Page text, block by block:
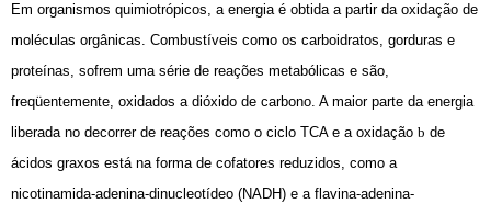
Em organismos quimiotrópicos, a energia é obtida a partir da oxidação de
moléculas orgânicas. Combustíveis como os carboidratos, gorduras e
proteínas, sofrem uma série de reações metabólicas e são,
freqüentemente, oxidados a dióxido de carbono. A maior parte da energia
liberada no decorrer de reações como o ciclo TCA e a oxidação b de
ácidos graxos está na forma de cofatores reduzidos, como a
nicotinamida-adenina-dinucleotídeo (NADH) e a flavina-adenina-